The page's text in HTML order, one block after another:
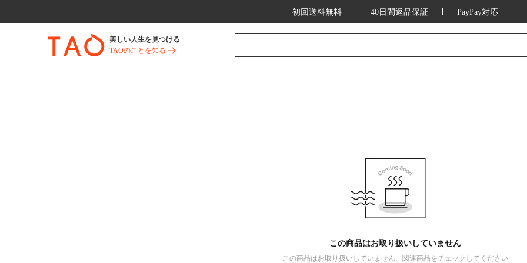
初回送料無料 40日間返品保証 PayPay対応
美しい人生を見つける
TAOのことを知る
この商品はお取り扱いしていません
この商品はお取り扱いしていません、関連商品をチェックしてください